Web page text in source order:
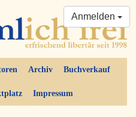
Archiv Buchverkauf
Impressum
Anmelden